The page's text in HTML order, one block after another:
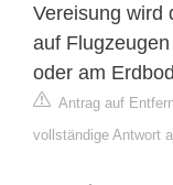
Vereisung wird
auf
oder am
Antrag auf
vollständige Antwort